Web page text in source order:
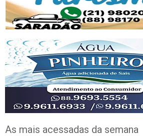
As mais acessadas da semana